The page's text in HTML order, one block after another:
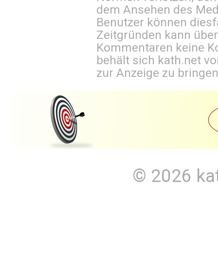
dem Ansehen des
Benutzer können
Zeitgründen kann
Kommentaren keine
behält sich kath.net
zur Anzeige zu
© 2026